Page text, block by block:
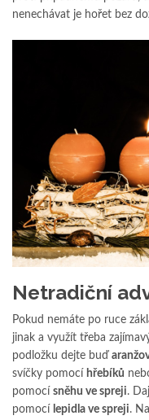
nenechávat je hořet bez
Netradiční
Pokud nemáte po ruce
jinak a využít třeba
podložku dejte buď
svíčky pomocí hřebíků
pomocí sněhu ve spreji.
pomocí lepidla ve spreji.